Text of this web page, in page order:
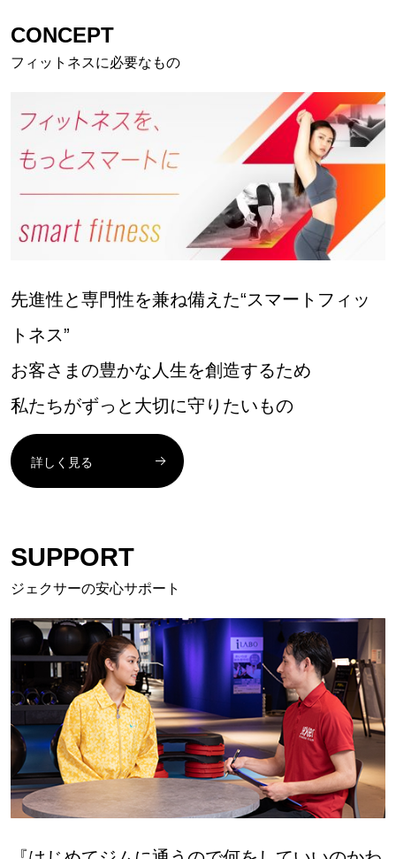
CONCEPT
フィットネスに必要なもの
先進性と専門性を兼ね備えた“スマートフィッ
トネス”
お客さまの豊かな人生を創造するため
私たちがずっと大切に守りたいもの
詳しく見る
SUPPORT
ジェクサーの安心サポート